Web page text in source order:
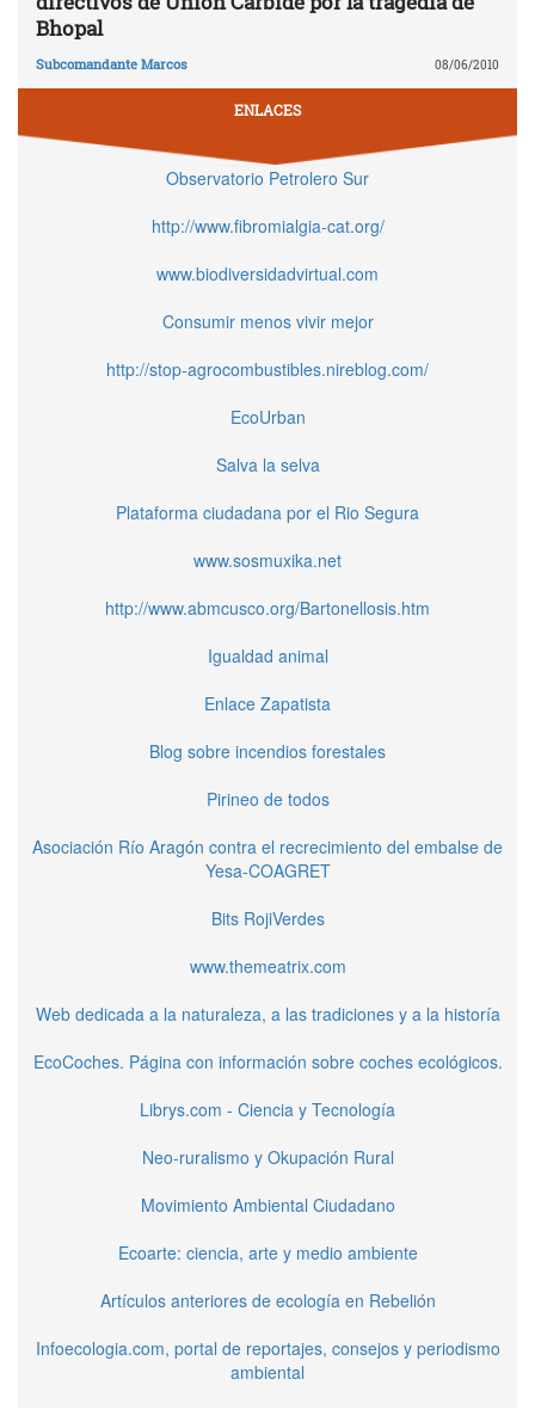
Bhopal
Subcomandante Marcos 08/06/2010
ENLACES
Observatorio Petrolero Sur
http://www.fibromialgia-cat.org/
www.biodiversidadvirtual.com
Consumir menos vivir mejor
http://stop-agrocombustibles.nireblog.com/
EcoUrban
Salva la selva
Plataforma ciudadana por el Rio Segura
www.sosmuxika.net
http://www.abmcusco.org/Bartonellosis.htm
Igualdad animal
Enlace Zapatista
Blog sobre incendios forestales
Pirineo de todos
Asociación Río Aragón contra el recrecimiento del embalse de
Yesa-COAGRET
Bits RojiVerdes
www.themeatrix.com
Web dedicada a la naturaleza, a las tradiciones y a la historía
EcoCoches. Página con información sobre coches ecológicos.
Librys.com - Ciencia y Tecnología
Neo-ruralismo y Okupación Rural
Movimiento Ambiental Ciudadano
Ecoarte: ciencia, arte y medio ambiente
Artículos anteriores de ecología en Rebelión
Infoecologia.com, portal de reportajes, consejos y periodismo
ambiental